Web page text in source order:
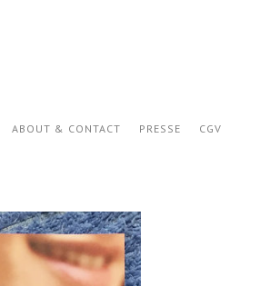
ABOUT & CONTACT PRESSE CGV